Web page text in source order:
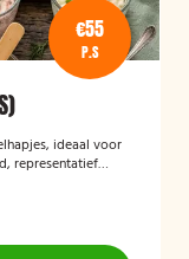
€55
P.S
ideaal voor
representatief